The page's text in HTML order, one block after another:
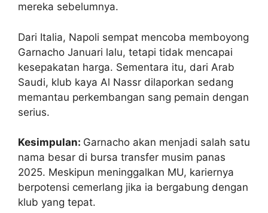
mereka sebelumnya.
Dari Italia, Napoli sempat mencoba memboyong
Garnacho Januari lalu, tetapi tidak mencapai
kesepakatan harga. Sementara itu, dari Arab
Saudi, klub kaya Al Nassr dilaporkan sedang
memantau perkembangan sang pemain dengan
serius.
Kesimpulan: Garnacho akan menjadi salah satu
nama besar di bursa transfer musim panas
2025. Meskipun meninggalkan MU, kariernya
berpotensi cemerlang jika ia bergabung dengan
klub yang tepat.